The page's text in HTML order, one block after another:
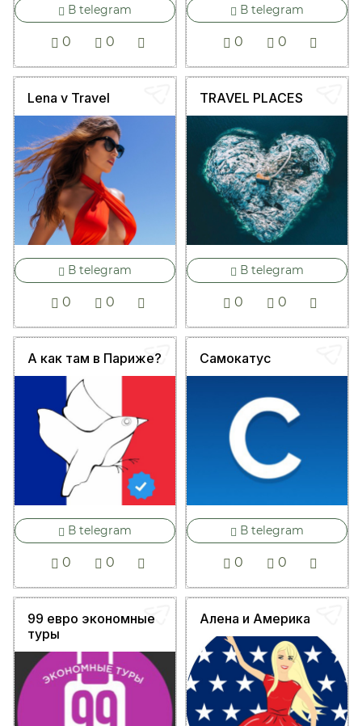
В telegram
0 0
В telegram
0 0
Lena v Travel
В telegram
0 0
TRAVEL PLACES
В telegram
0 0
А как там в Париже?
В telegram
0 0
Самокатус
В telegram
0 0
99 евро экономные
туры
Алена и Америка